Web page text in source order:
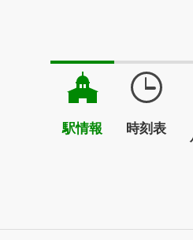
駅情報 時刻表